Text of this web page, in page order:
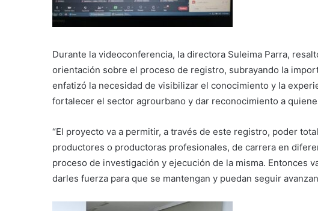
Durante la videoconferencia, la directora Suleima Parra,
orientación sobre el proceso de registro, subrayando la
enfatizó la necesidad de visibilizar el conocimiento y la
fortalecer el sector agrourbano y dar reconocimiento a
“El proyecto va a permitir, a través de este registro, poder
productores o productoras profesionales, de carrera en
proceso de investigación y ejecución de la misma. Entonces
darles fuerza para que se mantengan y puedan seguir